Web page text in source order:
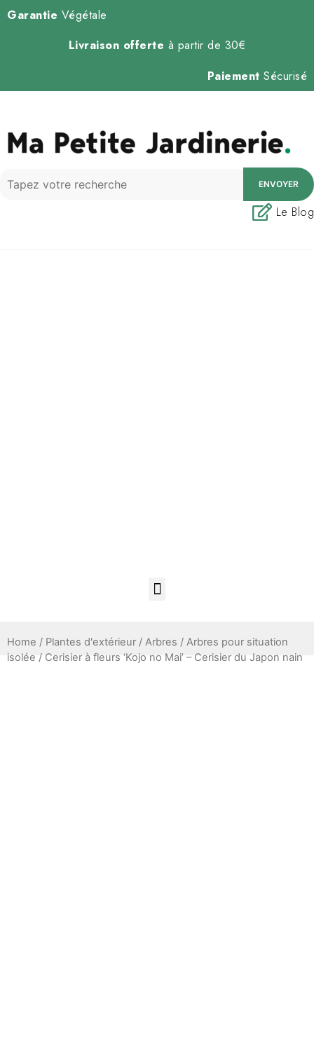
Garantie Végétale
Livraison offerte à partir de 30€
Paiement Sécurisé
ENVOYER
Le Blog
Home / Plantes d'extérieur / Arbres / Arbres pour situation
isolée / Cerisier à fleurs ‘Kojo no Mai’ – Cerisier du Japon nain